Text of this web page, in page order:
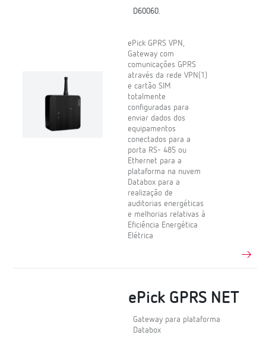
D60060.
ePick GPRS VPN,
Gateway com
comunicações GPRS
através da rede VPN(1)
e cartão SIM
totalmente
configuradas para
enviar dados dos
equipamentos
conectados para a
porta RS- 485 ou
Ethernet para a
plataforma na nuvem
Databox para a
realização de
auditorias energéticas
e melhorias relativas à
Eficiência Energética
Elétrica
ePick GPRS NET
Gateway para plataforma
Databox